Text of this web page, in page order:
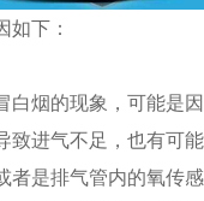
如下：
白烟的现象，可能是
致进气不足，也有可
者是排气管内的氧传